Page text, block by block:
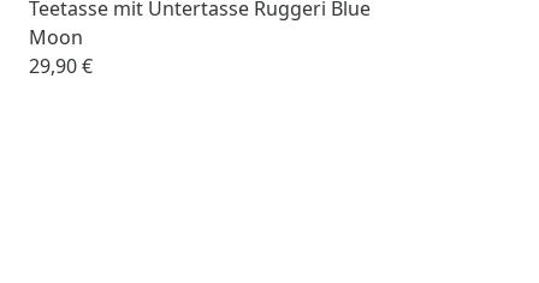
Teetasse mit Untertasse Ruggeri Blue
Moon
29,90 €